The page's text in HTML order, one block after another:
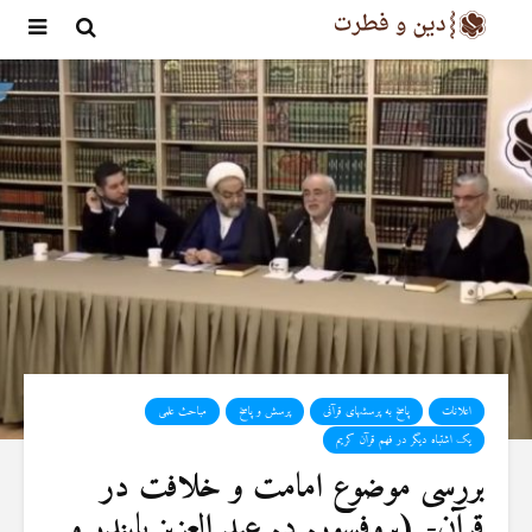
اعلانات پاسخ به پرسشهای قرآنی پرسش و پاسخ
مباحث علمی
یک اشتباه دیگر در فهم قرآن کریم
بررسی موضوع امامت و خلافت در